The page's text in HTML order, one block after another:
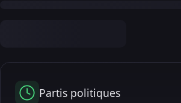
Partis politiques